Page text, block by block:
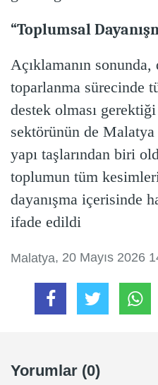
“Toplumsal
Açıklamanın
toparlanma sürecinde
destek olması
sektörünün de
yapı taşlarından biri
toplumun tüm
dayanışma içerisinde
ifade edildi
Malatya, 20 Mayıs 2026
Yorumlar (0)